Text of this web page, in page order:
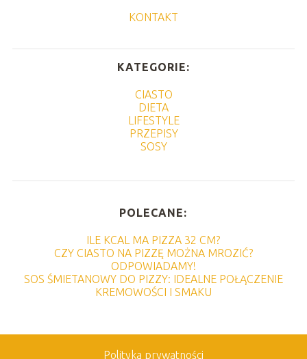
KONTAKT
KATEGORIE:
CIASTO
DIETA
LIFESTYLE
PRZEPISY
SOSY
POLECANE:
ILE KCAL MA PIZZA 32 CM?
CZY CIASTO NA PIZZĘ MOŻNA MROZIĆ?
ODPOWIADAMY!
SOS ŚMIETANOWY DO PIZZY: IDEALNE POŁĄCZENIE
KREMOWOŚCI I SMAKU
Polityka prywatności